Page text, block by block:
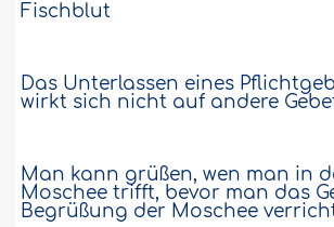
Fischblut
Das Unterlassen eines
wirkt sich nicht auf andere
Man kann grüßen, wen man in
Moschee trifft, bevor man das
Begrüßung der Moschee